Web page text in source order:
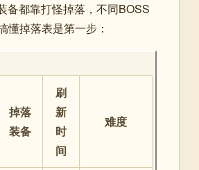
备都靠打怪掉落，不同BOSS
懂掉落表是第一步：
掉落
装备
刷
新
时
间
难度